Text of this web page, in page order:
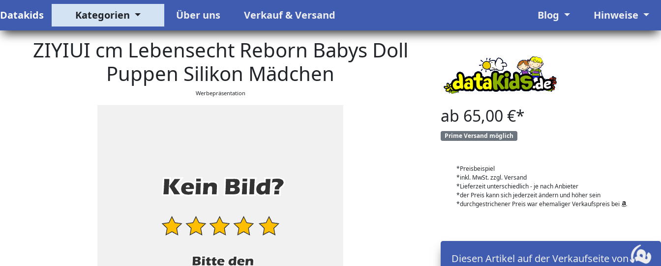
Datakids Kategorien Über uns Verkauf & Versand Blog Hinweise
ZIYIUI cm Lebensecht Reborn Babys Doll
Puppen Silikon Mädchen
Werbepräsentation
ab 65,00 €*
Prime Versand möglich
*Preisbeispiel
*inkl. MwSt. zzgl. Versand
*Lieferzeit unterschiedlich - je nach Anbieter
*der Preis kann sich jederzeit ändern und höher sein
*durchgestrichener Preis war ehemaliger Verkaufspreis bei
Diesen Artikel auf der Verkaufseite von